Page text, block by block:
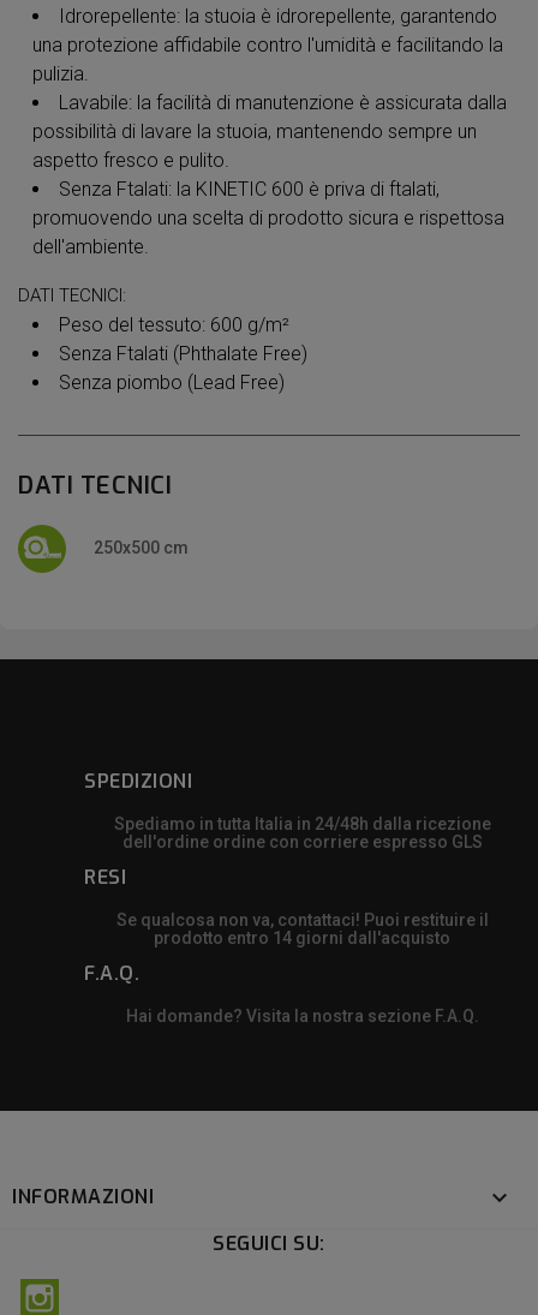
Idrorepellente: la stuoia è idrorepellente, garantendo
una protezione affidabile contro l'umidità e facilitando la
pulizia.
Lavabile: la facilità di manutenzione è assicurata dalla
possibilità di lavare la stuoia, mantenendo sempre un
aspetto fresco e pulito.
Senza Ftalati: la KINETIC 600 è priva di ftalati,
promuovendo una scelta di prodotto sicura e rispettosa
dell'ambiente.
DATI TECNICI:
Peso del tessuto: 600 g/m²
Senza Ftalati (Phthalate Free)
Senza piombo (Lead Free)
DATI TECNICI
250x500 cm
SPEDIZIONI
Spediamo in tutta Italia in 24/48h dalla ricezione
dell'ordine ordine con corriere espresso GLS
RESI
Se qualcosa non va, contattaci! Puoi restituire il
prodotto entro 14 giorni dall'acquisto
F.A.Q.
Hai domande? Visita la nostra sezione F.A.Q.
INFORMAZIONI 
SEGUICI SU: